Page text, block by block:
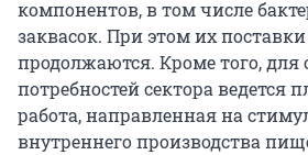
компонентов, в том числе
заквасок. При этом их
продолжаются. Кроме того, для
потребностей сектора ведется
работа, направленная на
внутреннего производства